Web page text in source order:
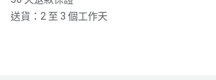
送貨：2 至 3 個工作天